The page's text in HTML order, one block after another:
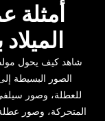
أمثلة
شاهد كيف يحول مولد
الصور البسيطة
للعطلة، وصور
المتحركة، وصور عطلة